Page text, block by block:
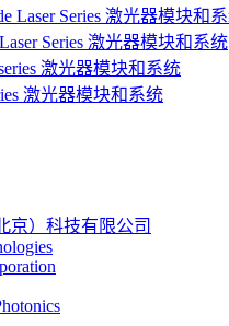
Series 激光器模块和系统
激光器模块和系统
京）科技有限公司